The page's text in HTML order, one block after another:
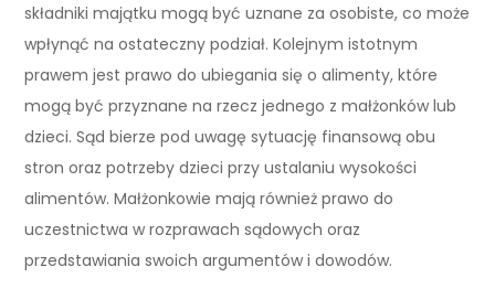
składniki majątku mogą być uznane za osobiste, co może
wpłynąć na ostateczny podział. Kolejnym istotnym
prawem jest prawo do ubiegania się o alimenty, które
mogą być przyznane na rzecz jednego z małżonków lub
dzieci. Sąd bierze pod uwagę sytuację finansową obu
stron oraz potrzeby dzieci przy ustalaniu wysokości
alimentów. Małżonkowie mają również prawo do
uczestnictwa w rozprawach sądowych oraz
przedstawiania swoich argumentów i dowodów.